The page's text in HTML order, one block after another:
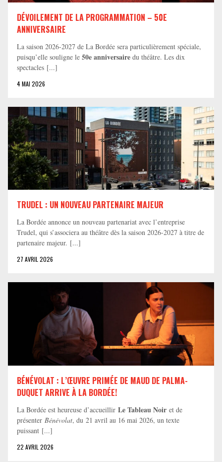
DÉVOILEMENT DE LA PROGRAMMATION – 50E
ANNIVERSAIRE
La saison 2026-2027 de La Bordée sera particulièrement spéciale,
puisqu’elle souligne le 50e anniversaire du théâtre. Les dix
spectacles [...]
4 MAI 2026
TRUDEL : UN NOUVEAU PARTENAIRE MAJEUR
La Bordée annonce un nouveau partenariat avec l’entreprise
Trudel, qui s’associera au théâtre dès la saison 2026-2027 à titre de
partenaire majeur. [...]
27 AVRIL 2026
BÉNÉVOLAT : L’ŒUVRE PRIMÉE DE MAUD DE PALMA-
DUQUET ARRIVE À LA BORDÉE!
La Bordée est heureuse d’accueillir Le Tableau Noir et de
présenter Bénévolat, du 21 avril au 16 mai 2026, un texte
puissant [...]
22 AVRIL 2026